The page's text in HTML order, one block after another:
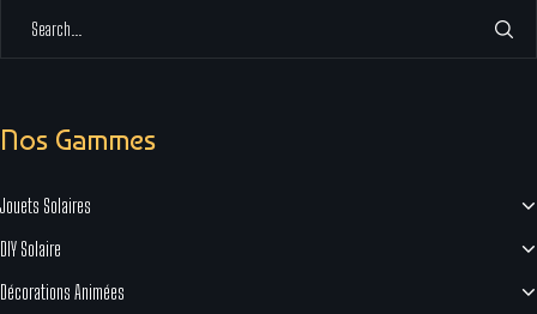
Nos Gammes
Jouets Solaires
DIY Solaire
Décorations Animées